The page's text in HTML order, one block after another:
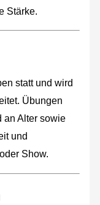
Stärke.
statt und wird
Übungen
an Alter sowie
und
Show.